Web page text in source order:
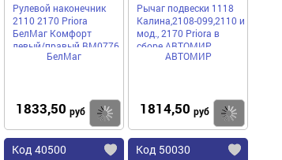
Рулевой наконечник
2110 2170 Priora
БелМаг Комфорт
левый/правый BM0776
БелМаг
1833,50 руб Купить
Рычаг подвески 1118
Калина,2108-099,2110 и
мод., 2170 Priora в
сборе АВТОМИР
АВТОМИР
1814,50 руб
Код 40500 Код 50030